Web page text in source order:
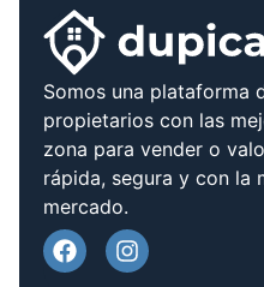
Somos una plataforma
propietarios con las
zona para vender o
rápida, segura y con la
mercado.